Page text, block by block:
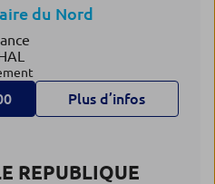
du Nord
Plus d’infos
REPUBLIQUE